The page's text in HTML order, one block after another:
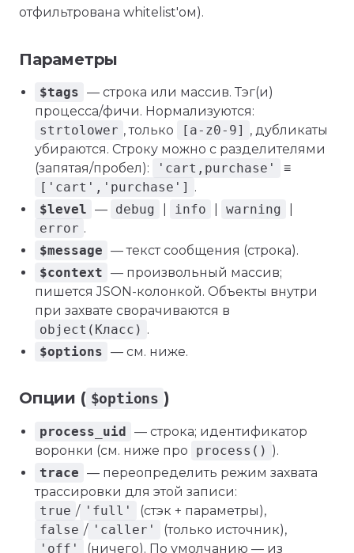
отфильтрована whitelist'ом).
Параметры
$tags — строка или массив. Тэг(и)
процесса/фичи. Нормализуются:
strtolower , только [a-z0-9] , дубликаты
убираются. Строку можно с разделителями
(запятая/пробел):
'cart,purchase'
≡
['cart','purchase'] .
$level — debug info warning
error .
$message — текст сообщения (строка).
$context — произвольный массив;
пишется JSON-колонкой. Объекты внутри
при захвате сворачиваются в
object(Класс) .
$options — см. ниже.
Опции ( $options )
process_uid — строка; идентификатор
воронки (см. ниже про
process() ).
trace — переопределить режим захвата
трассировки для этой записи:
true / 'full'
(стэк + параметры),
false / 'caller'
(только источник),
'off'
(ничего). По умолчанию — из